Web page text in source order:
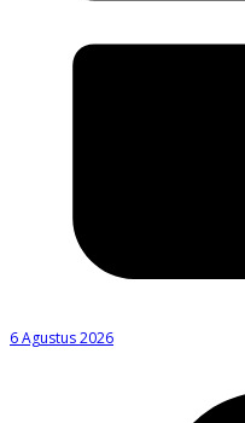
6 Agustus 2026